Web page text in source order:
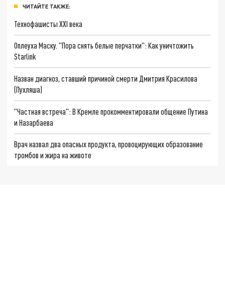
ЧИТАЙТЕ ТАКЖЕ:
Технофашисты XXI века
Оплеуха Маску. "Пора снять белые перчатки": Как уничтожить
Starlink
Назван диагноз, ставший причиной смерти Дмитрия Красилова
(Пухляша)
"Частная встреча": В Кремле прокомментировали общение Путина
и Назарбаева
Врач назвал два опасных продукта, провоцирующих образование
тромбов и жира на животе